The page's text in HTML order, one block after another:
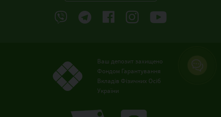
Ваш депозит захищено
Фондом Гарантування
Вкладів Фізичних Осіб
України